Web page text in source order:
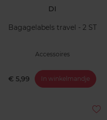
DI
Bagagelabels travel - 2 ST
Accessoires
€ 5,99 In winkelmandje